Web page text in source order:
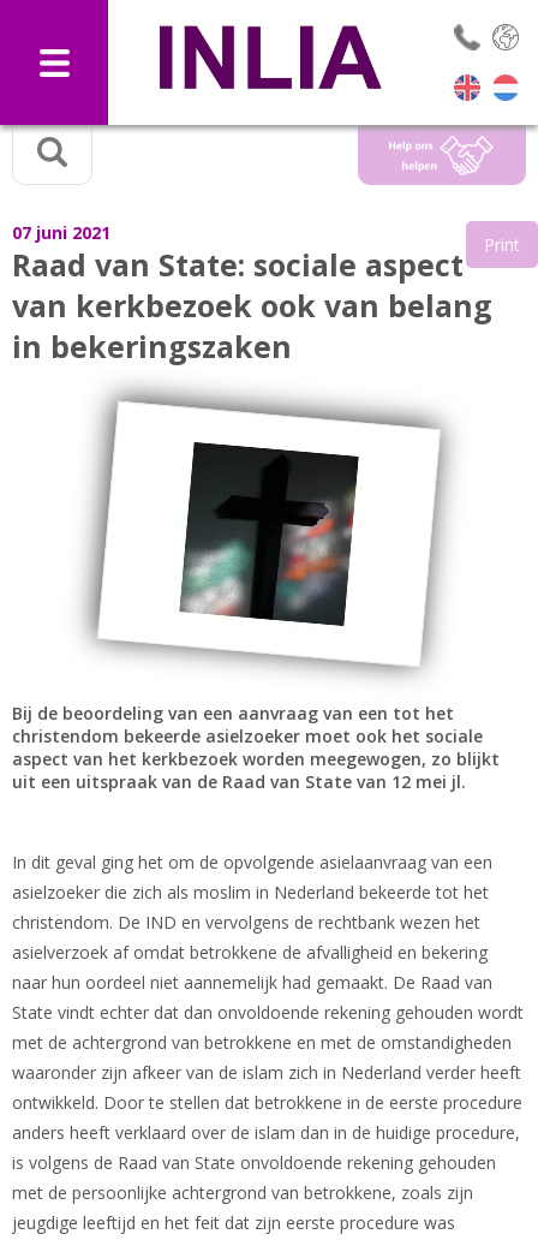
07 juni 2021
Raad van State: sociale aspect
van kerkbezoek ook van belang
in bekeringszaken
Print
Bij de beoordeling van een aanvraag van een tot het
christendom bekeerde asielzoeker moet ook het sociale
aspect van het kerkbezoek worden meegewogen, zo blijkt
uit een uitspraak van de Raad van State van 12 mei jl.
In dit geval ging het om de opvolgende asielaanvraag van een
asielzoeker die zich als moslim in Nederland bekeerde tot het
christendom. De IND en vervolgens de rechtbank wezen het
asielverzoek af omdat betrokkene de afvalligheid en bekering
naar hun oordeel niet aannemelijk had gemaakt. De Raad van
State vindt echter dat dan onvoldoende rekening gehouden wordt
met de achtergrond van betrokkene en met de omstandigheden
waaronder zijn afkeer van de islam zich in Nederland verder heeft
ontwikkeld. Door te stellen dat betrokkene in de eerste procedure
anders heeft verklaard over de islam dan in de huidige procedure,
is volgens de Raad van State onvoldoende rekening gehouden
met de persoonlijke achtergrond van betrokkene, zoals zijn
jeugdige leeftijd en het feit dat zijn eerste procedure was